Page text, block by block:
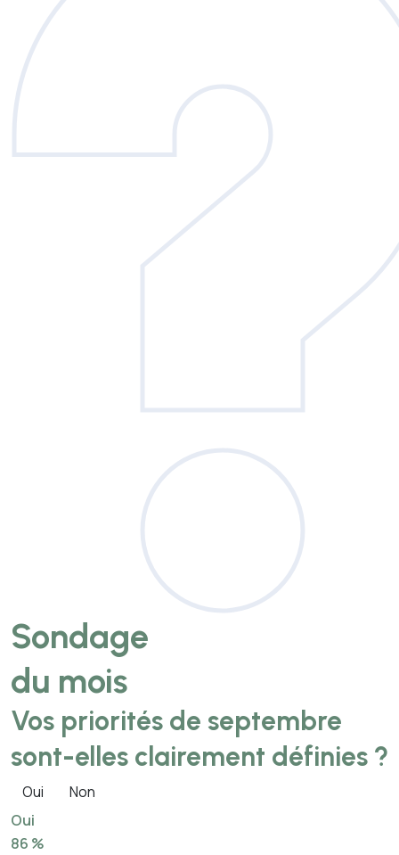
Sondage
du mois
Vos priorités de septembre
sont-elles clairement définies ?
Oui
Non
Oui
86 %